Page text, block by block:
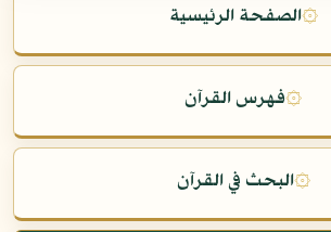
۞الصفحة الرئيسية
۞فهرس القرآن
۞البحث في القرآن